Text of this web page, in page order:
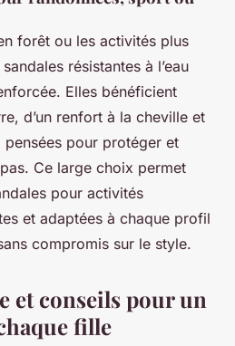
forêt ou les activités plus
résistantes à l’eau
Elles bénéficient
d’un renfort à la cheville et
pensées pour protéger et
Ce large choix permet
pour activités
et adaptées à chaque profil
compromis sur le style.
et conseils pour un
fille